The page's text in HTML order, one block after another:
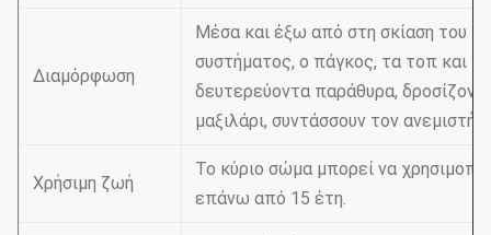
Διαμόρφωση
Μέσα και έξω από στη σκίαση του
συστήματος, ο πάγκος, τα τοπ και
δευτερεύοντα παράθυρα,
μαξιλάρι, συντάσσουν τον
Χρήσιμη ζωή
Το κύριο σώμα μπορεί να
επάνω από 15 έτη.